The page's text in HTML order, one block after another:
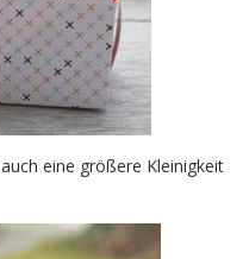
eine größere Kleinigkeit